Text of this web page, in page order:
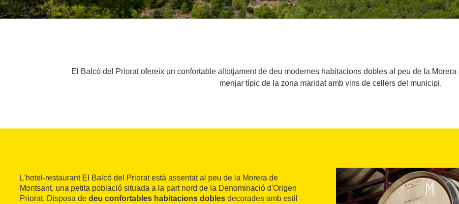
El Balcó del Priorat ofereix un confortable allotjament de deu modernes habitacions dobles al peu de la
menjar típic de la zona maridat amb vins de cellers del municipi.
L'hotel-restaurant El Balcó del Priorat està assentat al peu de la Morera de
Montsant, una petita població situada a la part nord de la Denominació d'Origen
Priorat. Disposa de deu confortables habitacions dobles decorades amb estil